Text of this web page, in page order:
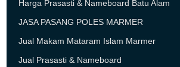
Harga Prasasti & Nameboard Batu Alam
JASA PASANG POLES MARMER
Jual Makam Mataram Islam Marmer
Jual Prasasti & Nameboard